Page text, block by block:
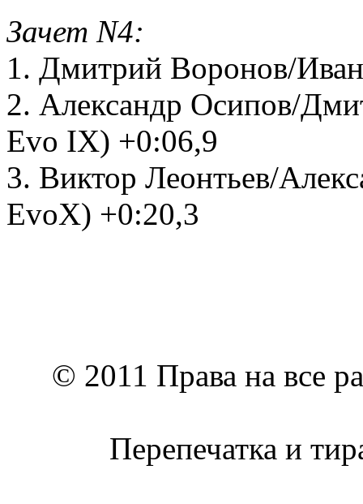
Зачет N4:
1. Дмитрий Воронов/
2. Александр Осипов/
Evo IX) +0:06,9
3. Виктор Леонтьев/
EvoX) +0:20,3
© 2011 Права на все
Перепечатка и